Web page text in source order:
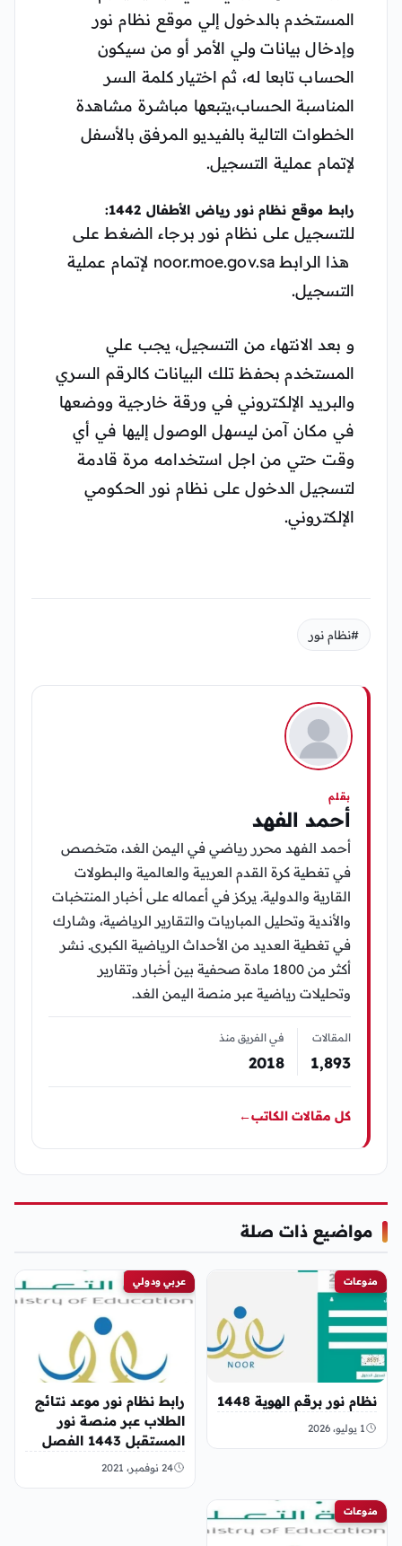
المستخدم بالدخول إلي موقع نظام نور
وإدخال بيانات ولي الأمر أو من سيكون
الحساب تابعا له، ثم اختيار كلمة السر
المناسبة الحساب،يتبعها مباشرة مشاهدة
الخطوات التالية بالفيديو المرفق بالأسفل
لإتمام عملية التسجيل.
رابط موقع نظام نور رياض الأطفال 1442:
للتسجيل على نظام نور برجاء الضغط على
هذا الرابط noor.moe.gov.sa لإتمام عملية
التسجيل.
و بعد الانتهاء من التسجيل، يجب علي
المستخدم بحفظ تلك البيانات كالرقم السري
والبريد الإلكتروني في ورقة خارجية ووضعها
في مكان آمن ليسهل الوصول إليها في أي
وقت حتي من اجل استخدامه مرة قادمة
لتسجيل الدخول على نظام نور الحكومي
الإلكتروني.
#نظام نور
بقلم
أحمد الفهد
أحمد الفهد محرر رياضي في اليمن الغد، متخصص
في تغطية كرة القدم العربية والعالمية والبطولات
القارية والدولية. يركز في أعماله على أخبار المنتخبات
والأندية وتحليل المباريات والتقارير الرياضية، وشارك
في تغطية العديد من الأحداث الرياضية الكبرى. نشر
أكثر من 1800 مادة صحفية بين أخبار وتقارير
وتحليلات رياضية عبر منصة اليمن الغد.
المقالات
1٬893
في الفريق منذ
2018
كل مقالات الكاتب←
مواضيع ذات صلة
منوعات
نظام نور برقم الهوية 1448
1 يوليو، 2026
عربي ودولي
رابط نظام نور موعد نتائج
الطلاب عبر منصة نور
المستقبل 1443 الفصل
الدراسي الأول
24 نوفمبر، 2021
منوعات